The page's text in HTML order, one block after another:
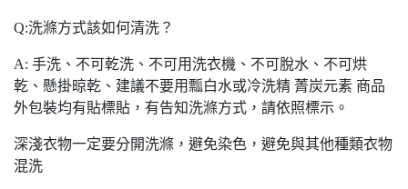
Q:洗滌方式該如何清洗？
A: 手洗、不可乾洗、不可用洗衣機、不可脫水、不可烘
乾、懸掛晾乾、建議不要用瓢白水或冷洗精 菁炭元素 商品
外包裝均有貼標貼，有告知洗滌方式，請依照標示。
深淺衣物一定要分開洗滌，避免染色，避免與其他種類衣物
混洗